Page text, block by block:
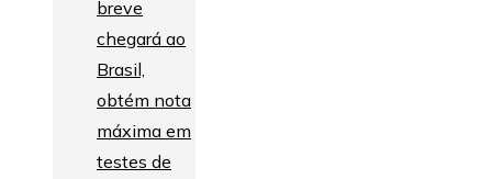
breve
chegará ao
Brasil,
obtém nota
máxima em
testes de